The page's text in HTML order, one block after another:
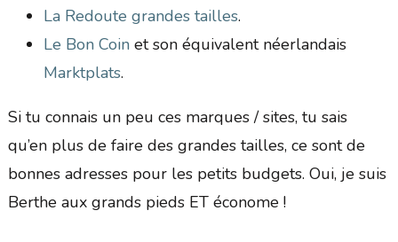
La Redoute grandes tailles.
Le Bon Coinet son équivalent néerlandais
Marktplats.
Si tu connais un peu ces marques / sites, tu sais
qu’en plus de faire des grandes tailles, ce sont de
bonnes adresses pour les petits budgets. Oui, je suis
Berthe aux grands pieds ET économe !